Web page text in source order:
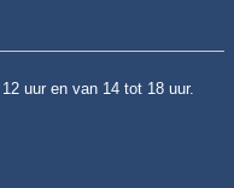
uur en van 14 tot 18 uur.